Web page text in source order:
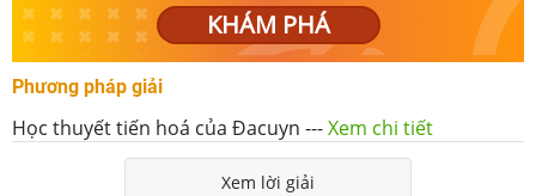
KHÁM PHÁ
Phương pháp giải
Học thuyết tiến hoá của Đacuyn ---Xem chi tiết
Xem lời giải